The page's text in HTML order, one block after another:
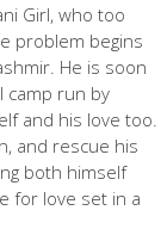
Girl, who too
problem begins
He is soon
camp run by
and his love too.
and rescue his
both himself
for love set in a